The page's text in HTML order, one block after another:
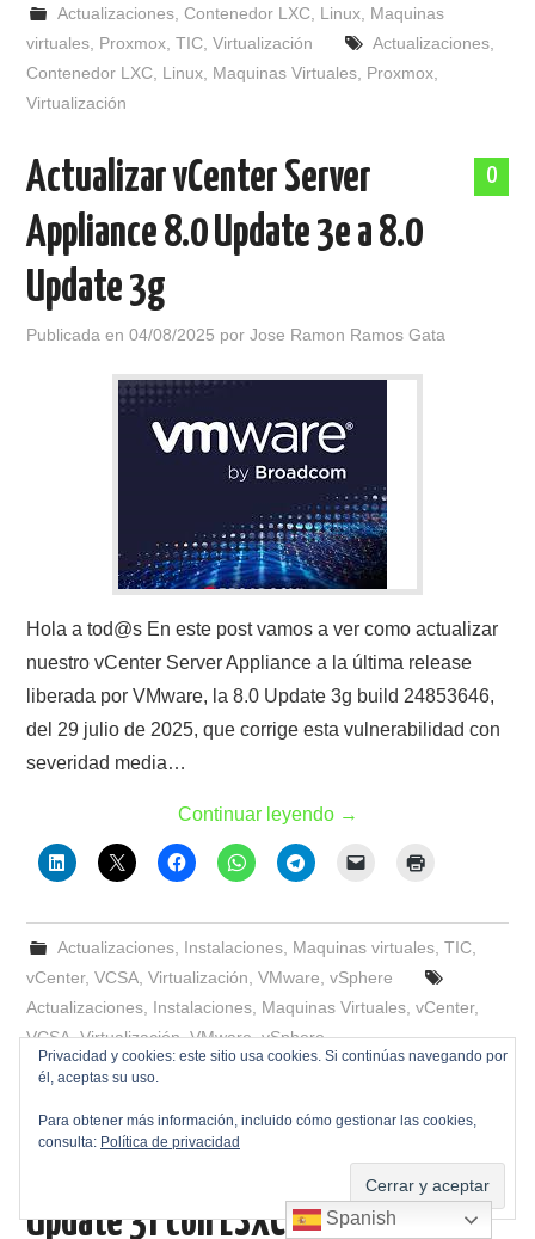
Actualizaciones, Contenedor LXC, Linux, Maquinas
virtuales Proxmox ,TIC ,Virtualización Actualizaciones,
Contenedor LXC Linux Maquinas Virtuales Proxmox
Virtualización
0
Actualizar vCenter Server
Appliance 8.0 Update 3e a 8.0
Update 3g
Publicada en04/08/2025 porJose Ramon Ramos Gata
Hola a tod@s En este post vamos a ver como actualizar
nuestro vCenter Server Appliance a la última release
liberada por VMware, la 8.0 Update 3g build 24853646,
del 29 julio de 2025, que corrige esta vulnerabilidad con
severidad media…
Continuar leyendo →
Actualizaciones, Instalaciones, Maquinas virtuales, TIC,
vCenter,VCSA ,Virtualización ,VMware ,vSphere
Actualizaciones Instalaciones Maquinas Virtuales ,vCenter,
VCSA,Virtualización,VMware,vSphere
Actualizar VMware vSphere
ESXi 8.0 Update 3e a 8.0
Update 3f con ESXCLI
Spanish
Privacidad y cookies: este sitio usa cookies. Si continúas navegando por
él, aceptas su uso.
Para obtener más información, incluido cómo gestionar las cookies,
consulta: Política de privacidad